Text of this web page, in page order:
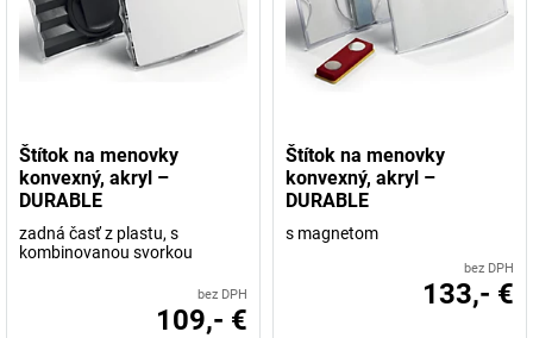
Štítok na menovky
konvexný, akryl –
DURABLE
zadná časť z plastu, s
kombinovanou svorkou
bez DPH
109,- €
Štítok na menovky
konvexný, akryl –
DURABLE
s magnetom
bez DPH
133,- €